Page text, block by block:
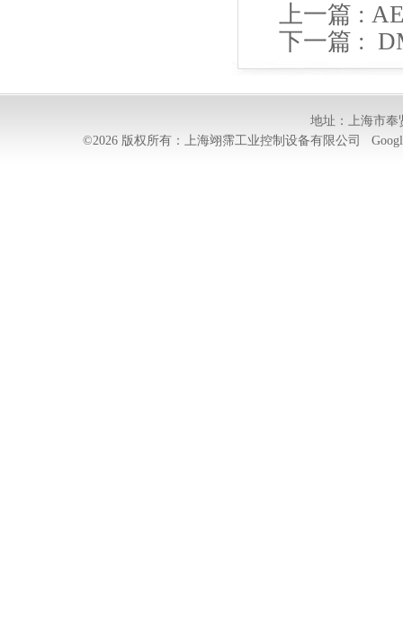
上一篇 :
下一篇 :
优供
地址：上海市奉
©2026 版权所有：上海翊霈工业控制设备有限公司